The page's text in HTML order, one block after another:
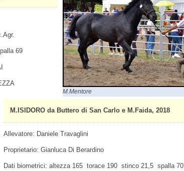
M.Mentore
69
M.ISIDORO da Buttero di San Carlo e M.Faida, 2018
Allevatore: Daniele Travaglini
Proprietario: Gianluca Di Berardino
Dati biometrici: altezza 165 torace 190 stinco 21,5 spalla 70